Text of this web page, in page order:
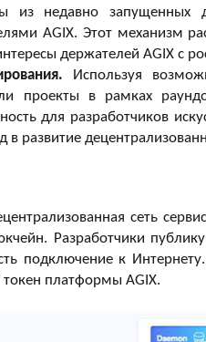
из недавно запущенных
AGIX. Этот механизм
держателей AGIX с
Используя
проекты в рамках
для разработчиков
в развитие
сеть
Разработчики
подключение к
токен платформы AGIX.